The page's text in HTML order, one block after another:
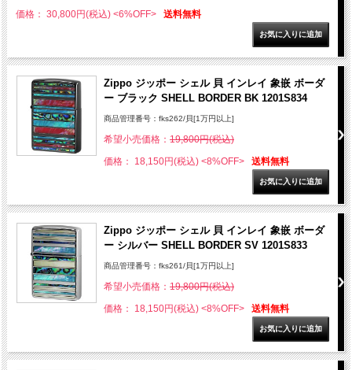
価格： 30,800円(税込) <6%OFF> 送料無料
Zippo ジッポー シェル 貝 インレイ 象嵌 ボーダ
ー ブラック SHELL BORDER BK 1201S834
商品管理番号：fks262/貝[1万円以上]
希望小売価格： 19,800円(税込)
価格： 18,150円(税込) <8%OFF> 送料無料
Zippo ジッポー シェル 貝 インレイ 象嵌 ボーダ
ー シルバー SHELL BORDER SV 1201S833
商品管理番号：fks261/貝[1万円以上]
希望小売価格： 19,800円(税込)
価格： 18,150円(税込) <8%OFF> 送料無料